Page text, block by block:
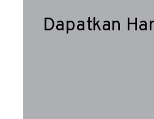
Dapatkan